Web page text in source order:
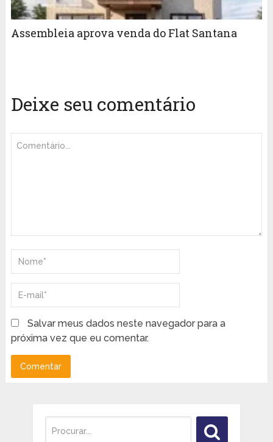
Assembleia aprova venda do Flat Santana
Deixe seu comentário
Salvar meus dados neste navegador para a
próxima vez que eu comentar.